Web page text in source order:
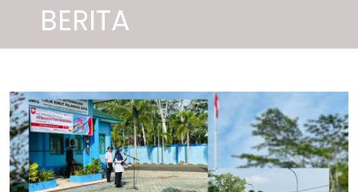
BERITA